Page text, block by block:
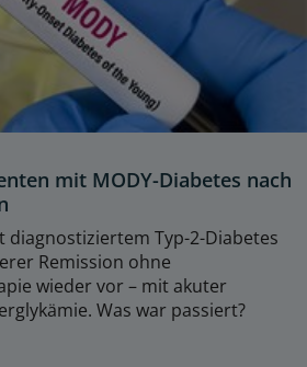
mit MODY-Diabetes nach
diagnostiziertem Typ-2-Diabetes
Remission ohne
wieder vor – mit akuter
Was war passiert?